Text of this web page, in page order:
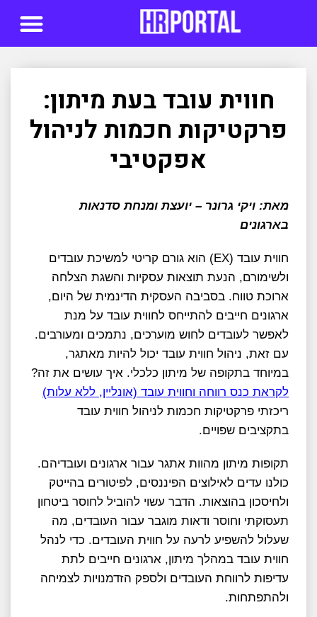
חווית עובד בעת מיתון:
פרקטיקות חכמות לניהול
אפקטיבי
מאת: ויקי גרונר – יועצת ומנחת סדנאות
בארגונים
חווית עובד (EX) הוא גורם קריטי למשיכת עובדים
ולשימורם, הנעת תוצאות עסקיות והשגת הצלחה
ארוכת טווח. בסביבה העסקית הדינמית של היום,
ארגונים חייבים להתייחס לחווית עובד על מנת
לאפשר לעובדים לחוש מוערכים, נתמכים ומעורבים.
עם זאת, ניהול חווית עובד יכול להיות מאתגר,
במיוחד בתקופה של מיתון כלכלי. איך עושים את זה?
לקראת כנס רווחה וחווית עובד (אונליין, ללא עלות)
ריכזתי פרקטיקות חכמות לניהול חווית עובד
בתקציבים שפויים.
תקופות מיתון מהוות אתגר עבור ארגונים ועובדיהם.
כולנו עדים לאילוצים הפיננסים, לפיטורים בהייטק
ולחיסכון בהוצאות. הדבר עשוי להוביל לחוסר ביטחון
תעסוקתי וחוסר ודאות מוגבר עבור העובדים, מה
שעלול להשפיע לרעה על חווית העובדים. כדי לנהל
חווית עובד במהלך מיתון, ארגונים חייבים לתת
עדיפות לרווחת העובדים ולספק הזדמנויות לצמיחה
ולהתפתחות.